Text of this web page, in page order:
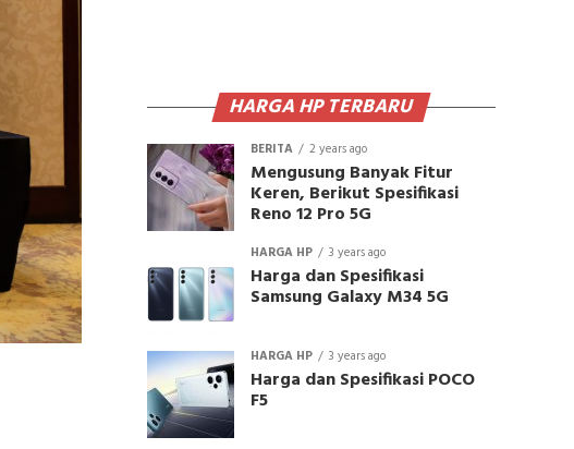
HARGA HP TERBARU
BERITA 2 years ago
Mengusung Banyak Fitur
Keren, Berikut Spesifikasi
Reno 12 Pro 5G
HARGA HP 3 years ago
Harga dan Spesifikasi
Samsung Galaxy M34 5G
HARGA HP 3 years ago
Harga dan Spesifikasi POCO
F5